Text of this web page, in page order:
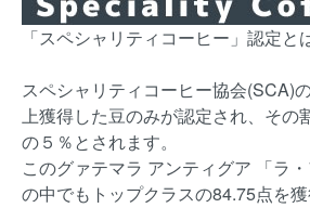
「スペシャリティコーヒー」認定と
スペシャリティコーヒー協会(SCA)
上獲得した豆のみが認定され、その
の５％とされます。
このグァテマラ アンティグア 「ラ
の中でもトップクラスの84.75点を獲